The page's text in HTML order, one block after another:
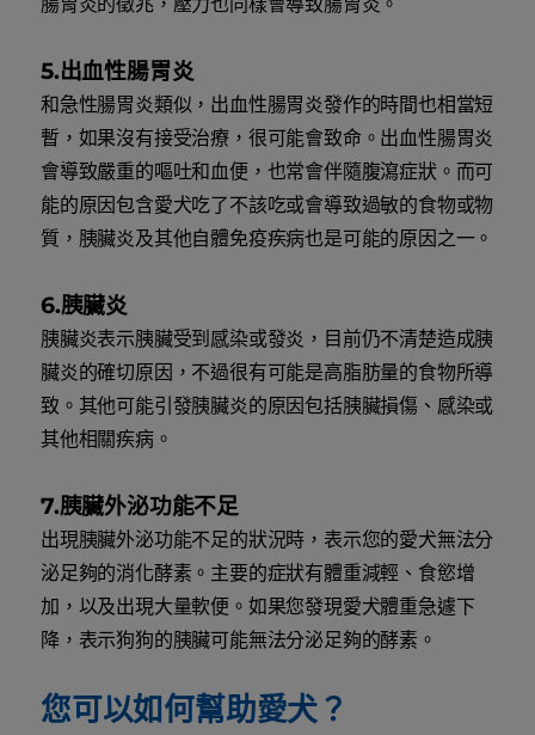
5.出血性腸胃炎
和急性腸胃炎類似，出血性腸胃炎發作的時間也相當短
暫，如果沒有接受治療，很可能會致命。出血性腸胃炎
會導致嚴重的嘔吐和血便，也常會伴隨腹瀉症狀。而可
能的原因包含愛犬吃了不該吃或會導致過敏的食物或物
質，胰臟炎及其他自體免疫疾病也是可能的原因之一。
6.胰臟炎
胰臟炎表示胰臟受到感染或發炎，目前仍不清楚造成胰
臟炎的確切原因，不過很有可能是高脂肪量的食物所導
致。其他可能引發胰臟炎的原因包括胰臟損傷、感染或
其他相關疾病。
7.胰臟外泌功能不足
出現胰臟外泌功能不足的狀況時，表示您的愛犬無法分
泌足夠的消化酵素。主要的症狀有體重減輕、食慾增
加，以及出現大量軟便。如果您發現愛犬體重急遽下
降，表示狗狗的胰臟可能無法分泌足夠的酵素。
您可以如何幫助愛犬？